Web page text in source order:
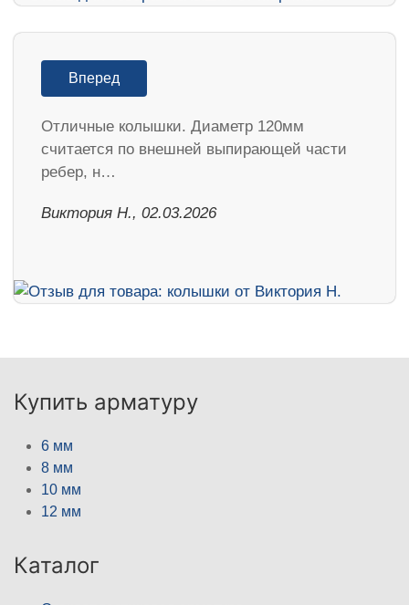
Вперед
Отличные колышки. Диаметр 120мм
считается по внешней выпирающей части
ребер, н…
Виктория Н., 02.03.2026
Купить арматуру
6 мм
8 мм
10 мм
12 мм
Каталог